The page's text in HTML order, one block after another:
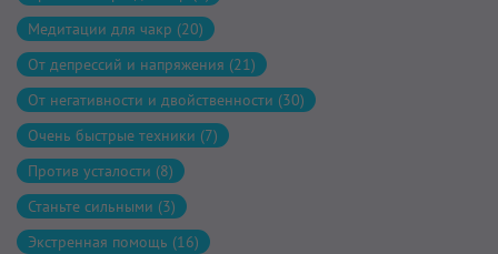
Медитации для чакр (20)
От депрессий и напряжения (21)
От негативности и двойственности (30)
Очень быстрые техники (7)
Против усталости (8)
Станьте сильными (3)
Экстренная помощь (16)